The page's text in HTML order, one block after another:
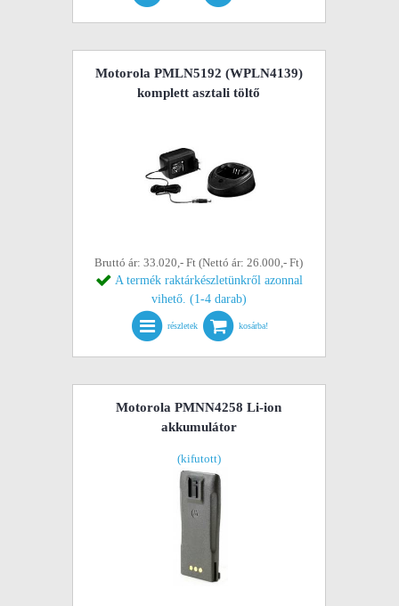
Motorola PMLN5192 (WPLN4139)
komplett asztali töltő
Bruttó ár: 33.020,- Ft (Nettó ár: 26.000,- Ft)
A termék raktárkészletünkről azonnal
vihető. (1-4 darab)
részletek kosárba!
Motorola PMNN4258 Li-ion
akkumulátor
(kifutott)